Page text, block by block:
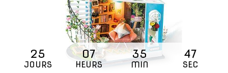
25
JOURS
07
HEURS
35
MIN
46
SEC